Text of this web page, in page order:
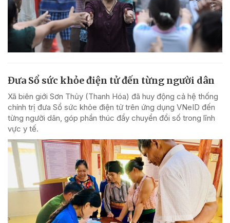
Đưa Sổ sức khỏe điện tử đến từng người dân
Xã biên giới Sơn Thủy (Thanh Hóa) đã huy động cả hệ thống
chính trị đưa Sổ sức khỏe điện tử trên ứng dụng VNeID đến
từng người dân, góp phần thúc đẩy chuyển đổi số trong lĩnh
vực y tế.